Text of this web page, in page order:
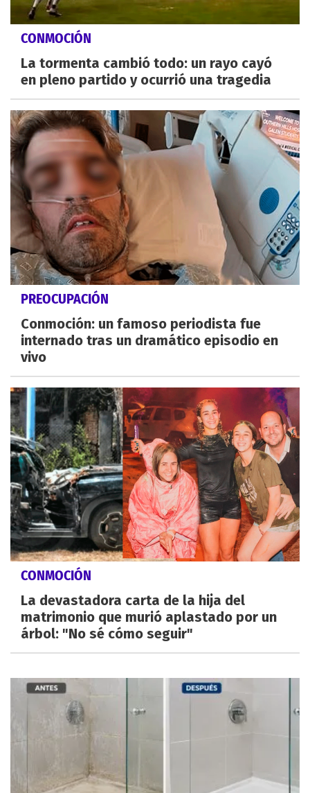
CONMOCIÓN
La tormenta cambió todo: un rayo cayó
en pleno partido y ocurrió una tragedia
PREOCUPACIÓN
Conmoción: un famoso periodista fue
internado tras un dramático episodio en
vivo
CONMOCIÓN
La devastadora carta de la hija del
matrimonio que murió aplastado por un
árbol: "No sé cómo seguir"